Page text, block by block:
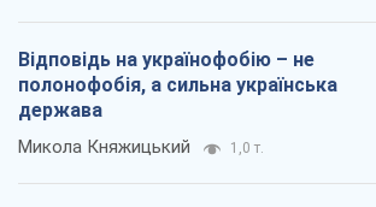
Відповідь на українофобію – не
полонофобія, а сильна українська
держава
Микола Княжицький 1,0 т.